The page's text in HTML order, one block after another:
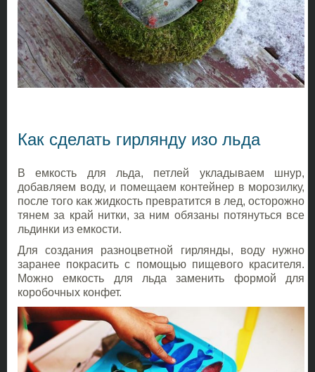
Как сделать гирлянду изо льда
В емкость для льда, петлей укладываем шнур,
добавляем воду, и помещаем контейнер в морозилку,
после того как жидкость превратится в лед, осторожно
тянем за край нитки, за ним обязаны потянуться все
льдинки из емкости.
Для создания разноцветной гирлянды, воду нужно
заранее покрасить с помощью пищевого красителя.
Можно емкость для льда заменить формой для
коробочных конфет.